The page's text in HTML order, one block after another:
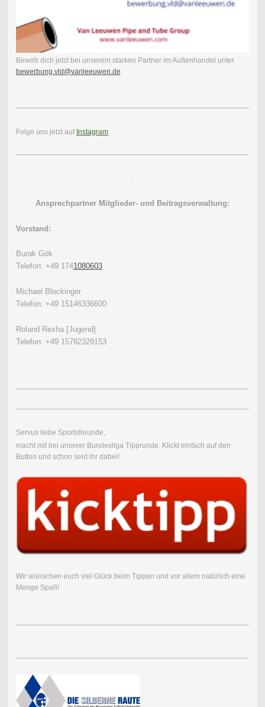
Bewirb dich jetzt bei unserem starken Partner im Außenhandel unter
bewerbung.vld@vanleeuwen.de
Folge uns jetzt auf Instagram
Ansprechpartner Mitglieder- und Beitragsverwaltung:
Vorstand:
Burak Gök
Telefon: +49 1741080603
Michael Blockinger
Telefon: +49 15146336600
Roland Rexha [Jugend]
Telefon: +49 15782329153
Servus liebe Sportsfreunde,
macht mit bei unserer Bundesliga Tipprunde. Klickt einfach auf den
Button und schon seid ihr dabei!
Wir wünschen euch viel Glück beim Tippen und vor allem natürlich eine
Menge Spaß!